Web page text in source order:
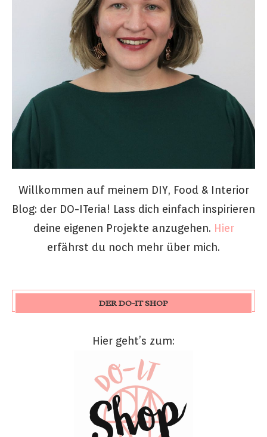
Willkommen auf meinem DIY, Food & Interior
Blog: der DO-ITeria! Lass dich einfach inspirieren
deine eigenen Projekte anzugehen. Hier
erfährst du noch mehr über mich.
DER DO-IT SHOP
Hier geht’s zum: